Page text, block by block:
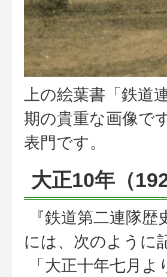
上の絵葉書「鉄道
期の貴重な画像で
表門です。
大正10年（
『鉄道第二連隊
には、次のように
「大正十年七月